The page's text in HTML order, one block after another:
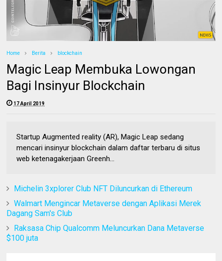
Home Berita blockchain
Magic Leap Membuka Lowongan
Bagi Insinyur Blockchain
17 April 2019
Startup Augmented reality (AR), Magic Leap sedang
mencari insinyur blockchain dalam daftar terbaru di situs
web ketenagakerjaan Greenh...
Michelin 3xplorer Club NFT Diluncurkan di Ethereum
Walmart Mengincar Metaverse dengan Aplikasi Merek
Dagang Sam's Club
Raksasa Chip Qualcomm Meluncurkan Dana Metaverse
$100 juta